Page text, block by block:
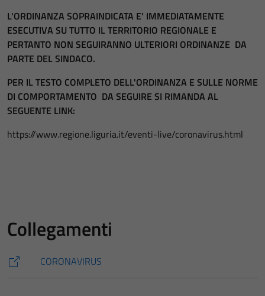
L'ORDINANZA SOPRAINDICATA E' IMMEDIATAMENTE
ESECUTIVA SU TUTTO IL TERRITORIO REGIONALE E
PERTANTO NON SEGUIRANNO ULTERIORI ORDINANZE DA
PARTE DEL SINDACO.
PER IL TESTO COMPLETO DELL'ORDINANZA E SULLE NORME
DI COMPORTAMENTO DA SEGUIRE SI RIMANDA AL
SEGUENTE LINK:
https://www.regione.liguria.it/eventi-live/coronavirus.html
Collegamenti
CORONAVIRUS